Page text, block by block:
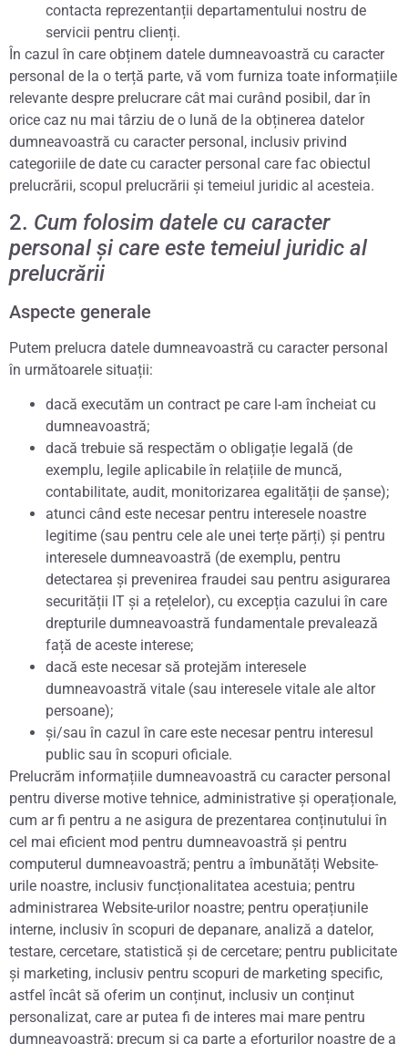
contacta reprezentanții departamentului nostru de
servicii pentru clienți.
În cazul în care obținem datele dumneavoastră cu caracter
personal de la o terță parte, vă vom furniza toate informațiile
relevante despre prelucrare cât mai curând posibil, dar în
orice caz nu mai târziu de o lună de la obținerea datelor
dumneavoastră cu caracter personal, inclusiv privind
categoriile de date cu caracter personal care fac obiectul
prelucrării, scopul prelucrării și temeiul juridic al acesteia.
2. Cum folosim datele cu caracter
personal și care este temeiul juridic al
prelucrării
Aspecte generale
Putem prelucra datele dumneavoastră cu caracter personal
în următoarele situații:
dacă executăm un contract pe care l-am încheiat cu
dumneavoastră;
dacă trebuie să respectăm o obligație legală (de
exemplu, legile aplicabile în relațiile de muncă,
contabilitate, audit, monitorizarea egalității de șanse);
atunci când este necesar pentru interesele noastre
legitime (sau pentru cele ale unei terțe părți) și pentru
interesele dumneavoastră (de exemplu, pentru
detectarea și prevenirea fraudei sau pentru asigurarea
securității IT și a rețelelor), cu excepția cazului în care
drepturile dumneavoastră fundamentale prevalează
față de aceste interese;
dacă este necesar să protejăm interesele
dumneavoastră vitale (sau interesele vitale ale altor
persoane);
și/sau în cazul în care este necesar pentru interesul
public sau în scopuri oficiale.
Prelucrăm informațiile dumneavoastră cu caracter personal
pentru diverse motive tehnice, administrative și operaționale,
cum ar fi pentru a ne asigura de prezentarea conținutului în
cel mai eficient mod pentru dumneavoastră și pentru
computerul dumneavoastră; pentru a îmbunătăți Website-
urile noastre, inclusiv funcționalitatea acestuia; pentru
administrarea Website-urilor noastre; pentru operațiunile
interne, inclusiv în scopuri de depanare, analiză a datelor,
testare, cercetare, statistică și de cercetare; pentru publicitate
și marketing, inclusiv pentru scopuri de marketing specific,
astfel încât să oferim un conținut, inclusiv un conținut
personalizat, care ar putea fi de interes mai mare pentru
dumneavoastră; precum și ca parte a eforturilor noastre de a